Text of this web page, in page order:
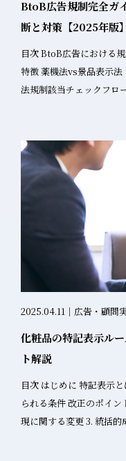
の責任を負いません。」 弊社といたしましては、この掲載を機
に、より一層韓国化粧品
粧品の日本向け輸出は、
5億8,452万ドルまで増加
しています。現在、日本
ョン リップティント アイシャドウパレット 消費者動向 10代：
72.9%が韓国化粧品使用経験あり 20代：61.7%が使
代：51.2%が使用経験あり 弊社の強み 専門知識と経験 日本の化粧
品法規制に関する深い知識 薬機法対応の専門スタッフ 実績と信頼
る信頼性 継続的なフォローアップ体制 透明性の高い料金体系 まと
ことであり、韓国化粧
捉えております。 日本市場への進出をご検討中の韓国化粧品企業
様は、ぜひお気軽にご相
かし、お客様の日本市場
いたします。 K-ビューティーの更なる発展と、韓日両国の美容業
界の交流促進に貢献でき
問い合わせ 日本向け化
ては、以下よりお気軽にお問い
掲載企業として、信頼性
するかによって、広告扱い
社・公式アカウント 必ず広告扱いとなります。薬機法・景表法の
規制が全面的に適用されます。 2. スタッフのアカウ
的によっては広告扱いとなります。 会社の指
広告扱い 業務の一環として投稿する場合：広告扱い 完全に個人的
て依頼すれば広告扱い、
扱いとなるケース 投稿内容を具体的に指示 投稿のタイミングを指
定 特定の表現を使用するよう依頼 報酬を支払って投稿を依頼 重要
なポイント 会社・公式以外のアカウントが広告投稿を行う場合
は、「PR」「広告」「
文言を明示する必要がありま
YouTube、X、Threads等
系的に行います。 STEP1：景表法チェック 確認項目 虚偽誇大な内
か（有利誤認） 広告投稿の場合、「PR」等の表記があるか（ステ
マ規制） STEP2：薬機法該当性の判断 表示が商品の広告に当たれ
ば薬機法が適用されます。 商品名や商品画像の掲載 商品の特徴や
チェック 投稿内容を以下の3つに分類し、それぞれの基準でチェッ
クします。 A. 一般情報 内容例：季節的な肌の変化、美容・トレン
ド情報など チェックポイ
BtoB広告規制完全ガ
断と対策【2025年版】
目次 BtoB広告における規制の基本概念 BtoB広告・資料の種類と
特徴 薬機法vs景品表示法：適用判断の決定的な違い BtoB広告の
法規制該当チェックフローチャート 薬機法適
to Business）広告は、
の考え方が存在します。
「BtoBだから薬機法や
実際には、BtoB広告に
な判断基準を理解することが重要です
なのか コンプライアンス違反のリスク回避 営業資料の効果的な活
広告・資料の種類と特徴 BtoB向けの広告・資料には、以下のよう
な種類があります。そ
種類別の理解が不可欠です。 1. 営業担当者向け資料 特徴
的な説明が必要 規制リスク： 高（薬機法適用の可能性大） 2. 販売
店向け資料 特徴： 販売促進を目的とした情報提供 商品の差別化要
素を強調 売上向上のための訴求ポイント 規制リスク： 高（薬機法
適用の可能性大） 3. 業者向け資料 特徴： 卸売業者や流通業者向け
商品の流通・販売に関する情報 市場データや競合分析
2025.04.11｜広告・顧問
化粧品の特記表示ル
ト解説
目次 はじめに 特記表示とは 改正の目的 参考資料 特記表示が認め
られる条件 改正のポイント 1. 特記表示の定義変更 2. 配合目的の表
現に関する変更 3. 統括的成分の表示に関する変更 4. 医薬部外品の